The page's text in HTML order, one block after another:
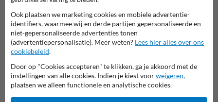
Parkeerborden
Ook plaatsen we marketing cookies en mobiele advertentie-
identifiers, waarmee wij en derde partijen gepersonaliseerde en
niet-gepersonaliseerde advertenties tonen
(advertentiepersonalisatie). Meer weten? Lees hier alles over ons
cookiebeleid.
Door op "Cookies accepteren" te klikken, ga je akkoord met de
instellingen van alle cookies. Indien je kiest voorweigeren,
plaatsen we alleen functionele en analytische cookies.